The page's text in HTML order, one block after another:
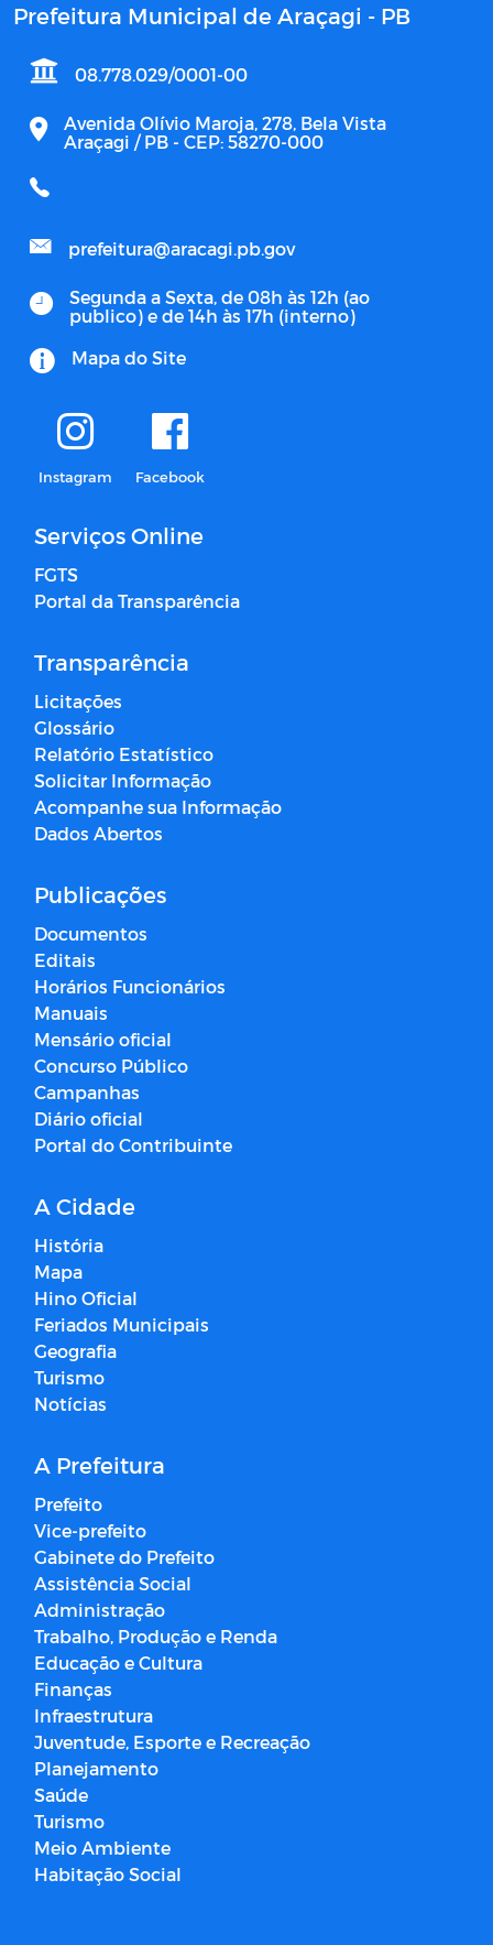
Prefeitura Municipal de Araçagi - PB
08.778.029/0001-00
Avenida Olívio Maroja, 278, Bela Vista
Araçagi / PB - CEP: 58270-000
prefeitura@aracagi.pb.gov
Segunda a Sexta, de 08h às 12h (ao
publico) e de 14h às 17h (interno)
Mapa do Site
Instagram Facebook
Serviços Online
FGTS
Portal da Transparência
Transparência
Licitações
Glossário
Relatório Estatístico
Solicitar Informação
Acompanhe sua Informação
Dados Abertos
Publicações
Documentos
Editais
Horários Funcionários
Manuais
Mensário oficial
Concurso Público
Campanhas
Diário oficial
Portal do Contribuinte
A Cidade
História
Mapa
Hino Oficial
Feriados Municipais
Geografia
Turismo
Notícias
A Prefeitura
Prefeito
Vice-prefeito
Gabinete do Prefeito
Assistência Social
Administração
Trabalho, Produção e Renda
Educação e Cultura
Finanças
Infraestrutura
Juventude, Esporte e Recreação
Planejamento
Saúde
Turismo
Meio Ambiente
Habitação Social